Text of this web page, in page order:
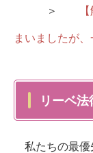
＞
まいましたが
リーベ
私たちの最優